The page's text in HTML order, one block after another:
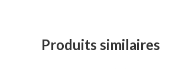
Produits similaires